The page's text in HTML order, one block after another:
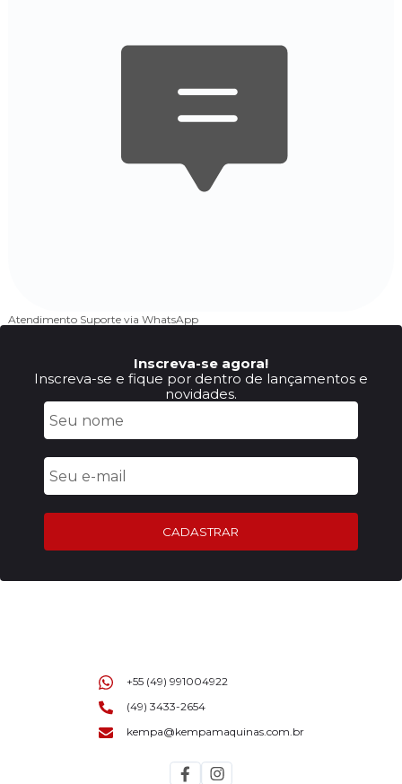
Atendimento Suporte via WhatsApp
Inscreva-se agora!
Inscreva-se e fique por dentro de lançamentos e
novidades.
CADASTRAR
+55 (49) 991004922
(49) 3433-2654
kempa@kempamaquinas.com.br